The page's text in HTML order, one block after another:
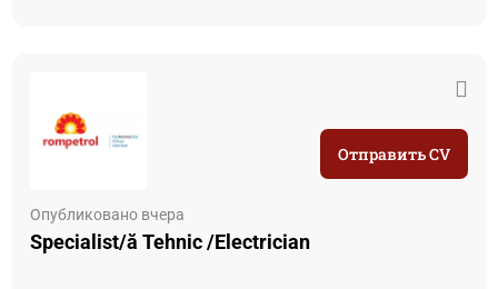
Опубликовано вчера
Specialist/ă Tehnic /Electrician
Отправить CV